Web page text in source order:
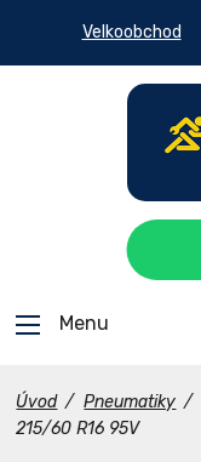
Velkoobchod
Menu
Úvod / Pneumatiky /
215/60 R16 95V